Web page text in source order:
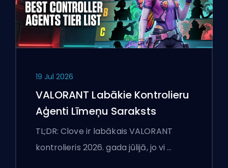
19 Jul 2026
VALORANT Labākie Kontrolieru
Aģenti Līmeņu Saraksts
TL;DR: Clove ir labākais VALORANT
kontrolieris 2026. gada jūlijā, jo vi …